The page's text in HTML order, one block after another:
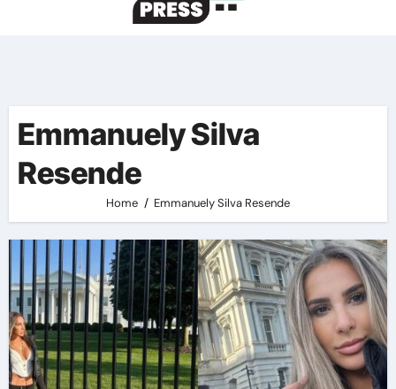
Emmanuely Silva
Resende
Home Emmanuely Silva Resende